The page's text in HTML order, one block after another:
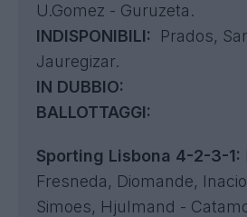
U.Gomez - Guruzeta.
INDISPONIBILI:
Prados,
Jauregizar.
IN DUBBIO:
BALLOTTAGGI:
Sporting Lisbona 4-2-3-1:
Fresneda, Diomande,
Simoes, Hjulmand -